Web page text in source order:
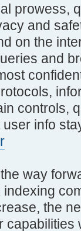
prowess,
and
on the
and
controls,
info
way
the